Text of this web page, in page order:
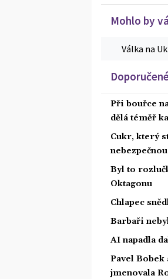
Mohlo by
Válka na
Při bouřce
dělá téměř
Cukr, který
Byl to
Oktagonu
Chlapec
Barbaři
AI napadla
Pavel Bobek
jmenovala